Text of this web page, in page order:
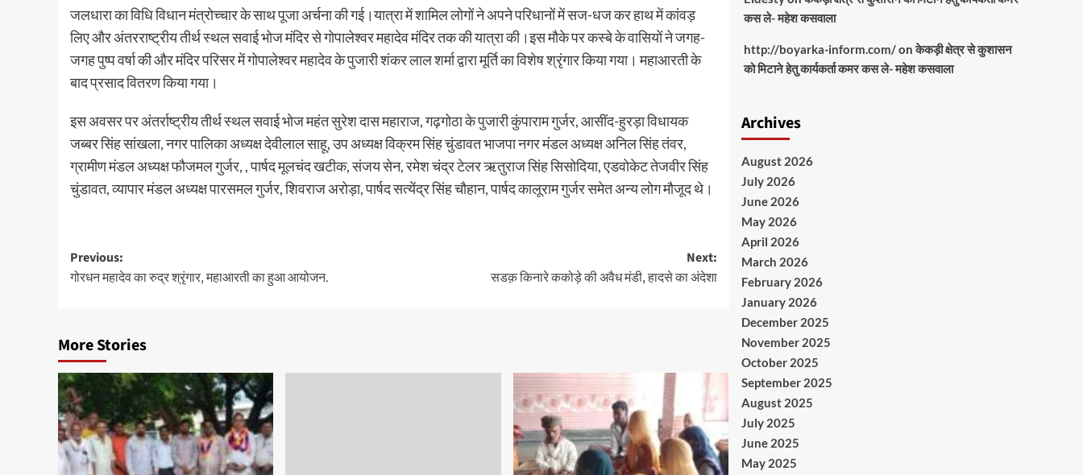
जलधारा का विधि विधान मंत्रोच्चार के साथ पूजा अर्चना की गई।यात्रा में शामिल लोगों ने अपने परिधानों में सज-धज कर हाथ में कांवड़
लिए और अंतरराष्ट्रीय तीर्थ स्थल सवाई भोज मंदिर से गोपालेश्वर महादेव मंदिर तक की यात्रा की।इस मौके पर कस्बे के वासियों ने जगह-
जगह पुष्प वर्षा की और मंदिर परिसर में गोपालेश्वर महादेव के पुजारी शंकर लाल शर्मा द्वारा मूर्ति का विशेष श्रृंगार किया गया। महाआरती के
बाद प्रसाद वितरण किया गया।
इस अवसर पर अंतर्राष्ट्रीय तीर्थ स्थल सवाई भोज महंत सुरेश दास महाराज, गढ़गोठा के पुजारी कुंपाराम गुर्जर, आसींद-हुरड़ा विधायक
जब्बर सिंह सांखला, नगर पालिका अध्यक्ष देवीलाल साहू, उप अध्यक्ष विक्रम सिंह चुंडावत भाजपा नगर मंडल अध्यक्ष अनिल सिंह तंवर,
ग्रामीण मंडल अध्यक्ष फौजमल गुर्जर, , पार्षद मूलचंद खटीक, संजय सेन, रमेश चंद्र टेलर ऋतुराज सिंह सिसोदिया, एडवोकेट तेजवीर सिंह
चुंडावत, व्यापार मंडल अध्यक्ष पारसमल गुर्जर, शिवराज अरोड़ा, पार्षद सत्येंद्र सिंह चौहान, पार्षद कालूराम गुर्जर समेत अन्य लोग मौजूद थे।
Previous:
गोरधन महादेव का रुद्र श्रृंगार, महाआरती का हुआ आयोजन.
Next:
सडक़ किनारे ककोड़े की अवैध मंडी, हादसे का अंदेशा
More Stories
कस ले- महेश कसवाला
http://boyarka-inform.com/onकेकड़ी क्षेत्र से कुशासन
को मिटाने हेतु कार्यकर्ता कमर कस ले- महेश कसवाला
Archives
August 2026
July 2026
June 2026
May 2026
April 2026
March 2026
February 2026
January 2026
December 2025
November 2025
October 2025
September 2025
August 2025
July 2025
June 2025
May 2025